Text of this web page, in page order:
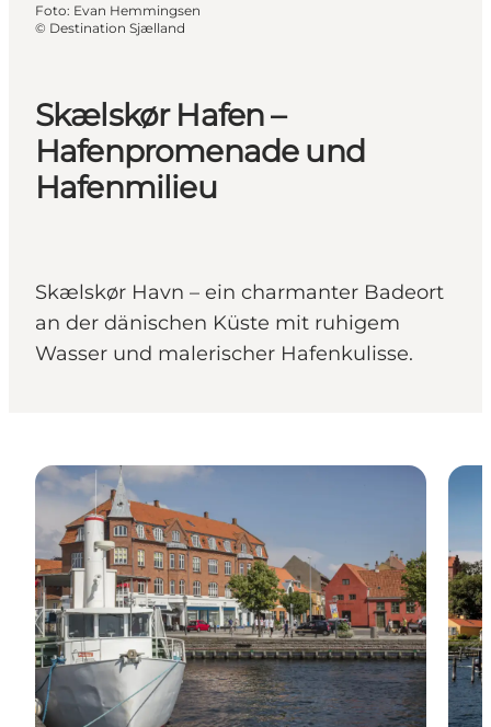
Skælskør Hafen –
Hafenpromenade und
Hafenmilieu
Skælskør Havn – ein charmanter Badeort
an der dänischen Küste mit ruhigem
Wasser und malerischer Hafenkulisse.
Foto: Evan Hemmingsen
© Destination Sjælland